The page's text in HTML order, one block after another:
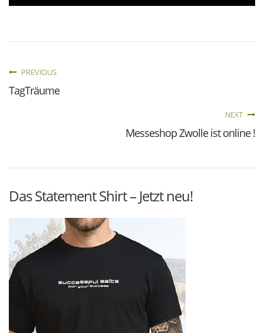
PREVIOUS
TagTräume
NEXT
Messeshop Zwolle ist online !
Das Statement Shirt – Jetzt neu!